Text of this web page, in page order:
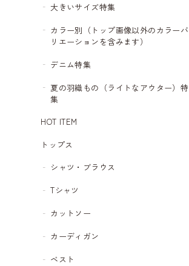
大きいサイズ特集
カラー別（トップ画像以外のカラーバ
リエーションを含みます）
デニム特集
夏の羽織もの（ライトなアウター）特
集
HOT ITEM
トップス
シャツ・ブラウス
Tシャツ
カットソー
カーディガン
ベスト